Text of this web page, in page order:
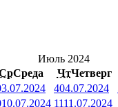
Июль 2024
Среда ЧтЧетверг
404.07.2024
10.07.2024 1111.07.2024